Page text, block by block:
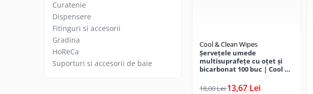
Articole organizare
Articole Sportive
Electronice si electrocasnice
Curatenie
Dispensere
Fitinguri si accesorii
Gradina
HoReCa
Suporturi si accesorii de baie
Cool & Clean Wipes
Șervețele umede
multisuprafețe cu oțet și
bicarbonat 100 buc | Cool &
18,00 Lei13,67 Lei